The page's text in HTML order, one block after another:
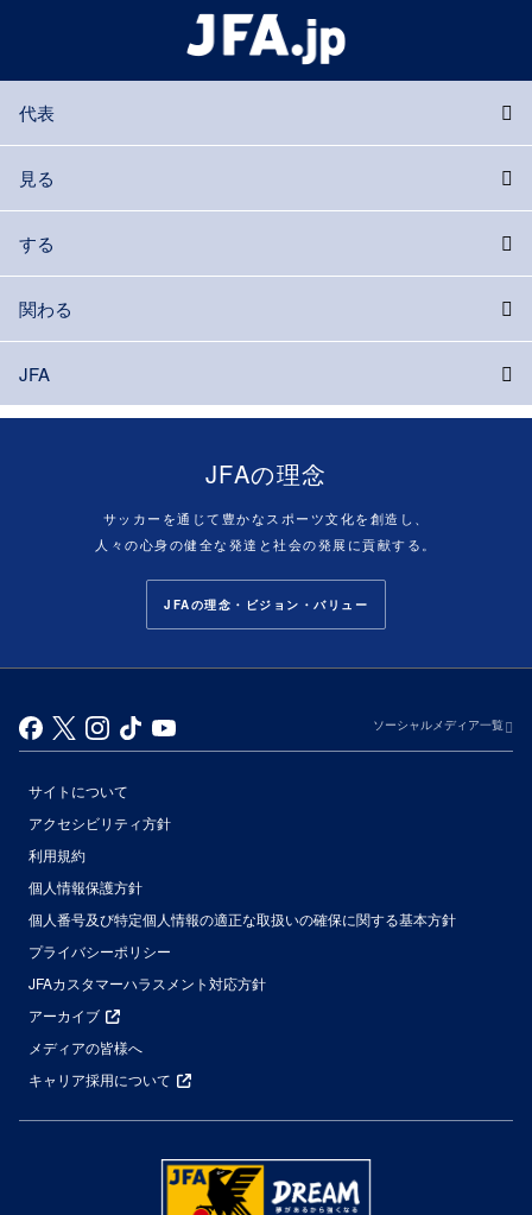
代表
見る
する
関わる
JFA
JFAの理念
サッカーを通じて豊かなスポーツ文化を創造し、
人々の心身の健全な発達と社会の発展に貢献する。
JFAの理念・ビジョン・バリュー
ソーシャルメディア一覧
サイトについて
アクセシビリティ方針
利用規約
個人情報保護方針
個人番号及び特定個人情報の適正な取扱いの確保に関する基本方針
プライバシーポリシー
JFAカスタマーハラスメント対応方針
アーカイブ
メディアの皆様へ
キャリア採用について